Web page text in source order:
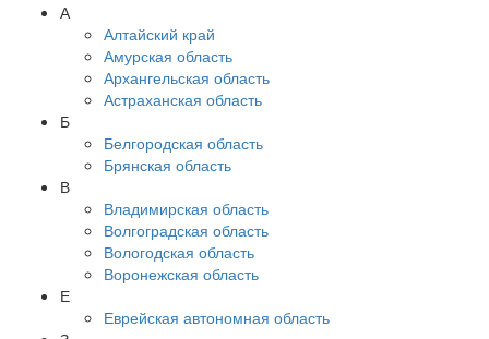
А
Алтайский край
Амурская область
Архангельская область
Астраханская область
Б
Белгородская область
Брянская область
В
Владимирская область
Волгоградская область
Вологодская область
Воронежская область
Е
Еврейская автономная область